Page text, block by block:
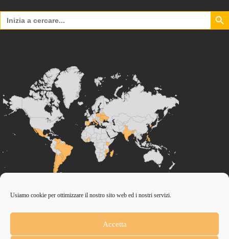
Usiamo cookie per ottimizzare il nostro sito web ed i nostri servizi.
Accetta
Search
for:
Search
CONTRIBUISCI ANCHE